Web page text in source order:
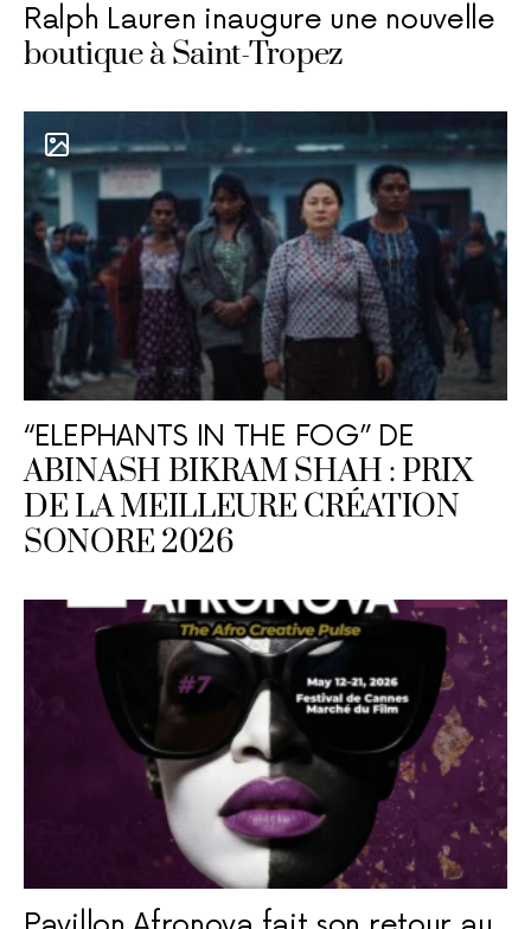
Ralph Lauren inaugure une nouvelle
boutique à Saint-Tropez
“ELEPHANTS IN THE FOG” DE
ABINASH BIKRAM SHAH : PRIX
DE LA MEILLEURE CRÉATION
SONORE 2026